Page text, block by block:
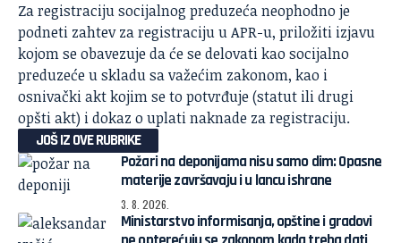
Za registraciju socijalnog preduzeća neophodno je
podneti zahtev za registraciju u APR-u, priložiti izjavu
kojom se obavezuje da će se delovati kao socijalno
preduzeće u skladu sa važećim zakonom, kao i
osnivački akt kojim se to potvrđuje (statut ili drugi
opšti akt) i dokaz o uplati naknade za registraciju.
JOŠ IZ OVE RUBRIKE
Požari na deponijama nisu samo dim: Opasne
materije završavaju i u lancu ishrane
3. 8. 2026.
Ministarstvo informisanja, opštine i gradovi